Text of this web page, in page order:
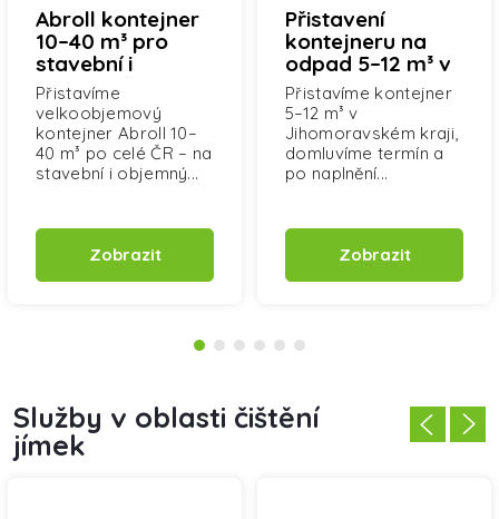
Abroll kontejner
10–40 m³ pro
stavební i
nebezpečné
odpady (ADR)
Zobrazit
Přistavíme
velkoobjemový
kontejner Abroll 10–
40 m³ po celé ČR – na
stavební i objemný...
Přistavení
kontejneru na
odpad 5–12 m³ v
Jihomoravském
kraji
Zobrazit
Přistavíme kontejner
5–12 m³ v
Jihomoravském kraji,
domluvíme termín a
po naplnění...
Služby v oblasti čištění
jímek